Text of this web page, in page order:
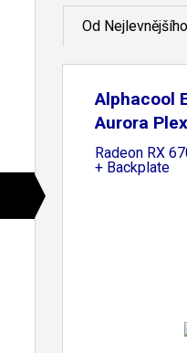
Od Nejlevnějšího
Alphacool
Aurora
Radeon RX
+ Backplate